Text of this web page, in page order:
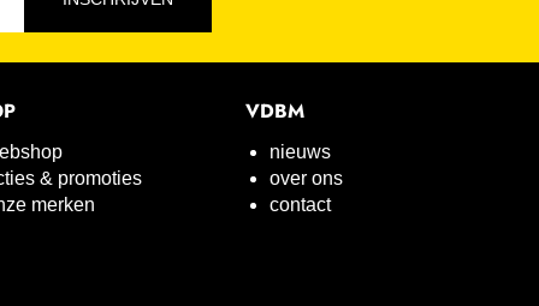
& promoties
merken
VDBM
nieuws
over ons
contact